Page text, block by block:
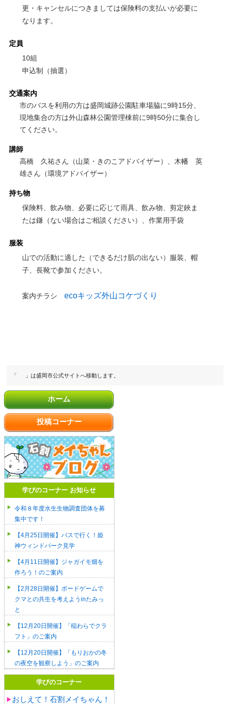
ホーム
投稿コーナー
学びのコーナー お知らせ
令和８年度水生生物調査団体を募
集中です！
【4月25日開催】バスで行く！姫
神ウィンドパーク見学
【4月11日開催】ジャガイモ畑を
作ろう！のご案内
【2月28日開催】ボードゲームで
クマとの共生を考えようinたみっ
と
【12月20日開催】「稲わらでクラ
フト」のご案内
【12月20日開催】「もりおかの冬
の夜空を観察しよう」のご案内
学びのコーナー
おしえて！石割メイちゃん！
更・キャンセルにつきましては保険料の支払いが必要に
なります。
定員
10組
申込制（抽選）
交通案内
市のバスを利用の方は盛岡城跡公園駐車場脇に9時15分、
現地集合の方は外山森林公園管理棟前に9時50分に集合し
てください。
講師
高橋 久祐さん（山菜・きのこアドバイザー）、木幡 英
雄さん（環境アドバイザー）
持ち物
保険料、飲み物、必要に応じて雨具、飲み物、剪定鋏ま
たは鎌（ない場合はご相談ください）、作業用手袋
服装
山での活動に適した（できるだけ肌の出ない）服装、帽
子、長靴で参加ください。
案内チラシ ecoキッズ外山コケづくり
「 」は盛岡市公式サイトへ移動します。